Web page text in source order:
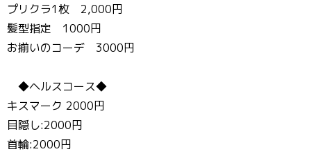
プリクラ1枚 2,000円
髪型指定 1000円
お揃いのコーデ 3000円
◆ヘルスコース◆
キスマーク 2000円
目隠し:2000円
首輪:2000円